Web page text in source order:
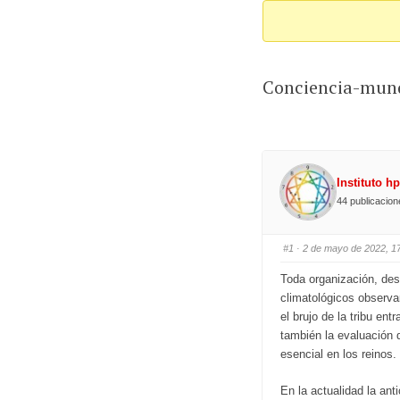
You
here:
Conciencia-
Instituto
44
#1 · 2 de mayo de 2022,
Toda organización,
climatológicos
el brujo de la tribu
también la evaluación
esencial en los reinos.
En la actualidad la